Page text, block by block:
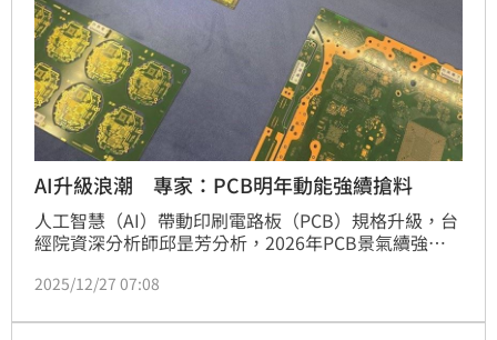
AI升級浪潮 專家：PCB明年動能強續搶料
人工智慧（AI）帶動印刷電路板（PCB）規格升級，台
經院資深分析師邱昰芳分析，2026年PCB景氣續強，
基板（CCL）等供不應求，搶料大戰恐持續上演；軟
2025/12/27 07:08